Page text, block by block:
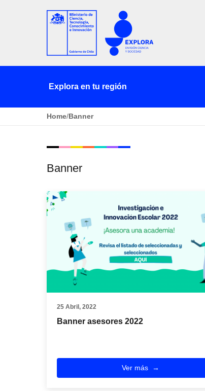
Explora en tu región
Home/Banner
Banner
25 Abril, 2022
Banner asesores 2022
Ver más